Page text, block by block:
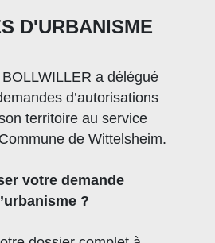
D'URBANISME
a délégué
d’autorisations
territoire au service
de Wittelsheim.
votre demande
?